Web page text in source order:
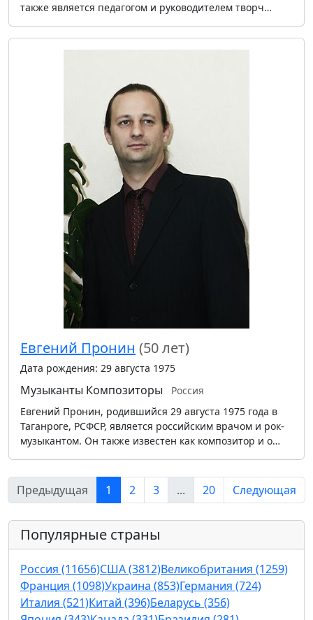
также является педагогом и руководителем творч…
Евгений Пронин (50 лет)
Дата рождения: 29 августа 1975
Музыканты Композиторы
Россия
Евгений Пронин, родившийся 29 августа 1975 года в
Таганроге, РСФСР, является российским врачом и рок-
музыкантом. Он также известен как композитор и о…
Предыдущая 1 2 3 ... 20 Следующая
Популярные страны
Россия (11656)США (3812)Великобритания (1259)
Франция (1098)Украина (853)Германия (724)
Италия (521)Китай (396)Беларусь (356)